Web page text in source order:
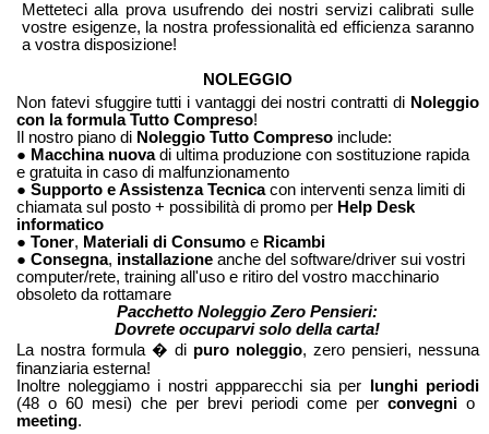
Metteteci alla prova usufrendo dei nostri servizi calibrati sulle
vostre esigenze, la nostra professionalità ed efficienza saranno
a vostra disposizione!
NOLEGGIO
Non fatevi sfuggire tutti i vantaggi dei nostri contratti di Noleggio
con la formula Tutto Compreso!
Il nostro piano di Noleggio Tutto Compreso include:
● Macchina nuovadi ultima produzione con sostituzione rapida
e gratuita in caso di malfunzionamento
● Supporto e Assistenza Tecnicacon interventi senza limiti di
chiamata sul posto + possibilità di promo per Help Desk
informatico
● Toner, Materiali di Consumo e Ricambi
● Consegna, installazione anche del software/driver sui vostri
computer/rete, training all'uso e ritiro del vostro macchinario
obsoleto da rottamare
Pacchetto Noleggio Zero Pensieri:
Dovrete occuparvi solo della carta!
La nostra formula � di puro noleggio, zero pensieri, nessuna
finanziaria esterna!
Inoltre noleggiamo i nostri appparecchi sia per
lunghi periodi
(48 o 60 mesi) che per brevi periodi come per convegnio
meeting.